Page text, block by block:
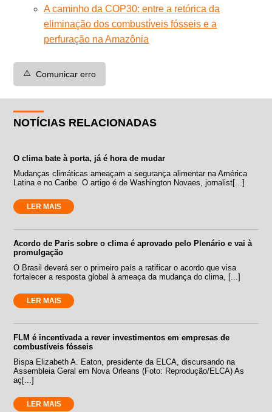
A caminho da COP30: entre a retórica da
eliminação dos combustíveis fósseis e a
perfuração na Amazônia
⚠️ Comunicar erro
NOTÍCIAS RELACIONADAS
O clima bate à porta, já é hora de mudar
Mudanças climáticas ameaçam a segurança alimentar na América
Latina e no Caribe. O artigo é de Washington Novaes, jornalist[...]
LER MAIS
Acordo de Paris sobre o clima é aprovado pelo Plenário e vai à
promulgação
O Brasil deverá ser o primeiro país a ratificar o acordo que visa
fortalecer a resposta global à ameaça da mudança do clima, [...]
LER MAIS
FLM é incentivada a rever investimentos em empresas de
combustíveis fósseis
Bispa Elizabeth A. Eaton, presidente da ELCA, discursando na
Assembleia Geral em Nova Orleans (Foto: Reprodução/ELCA) As
aç[...]
LER MAIS